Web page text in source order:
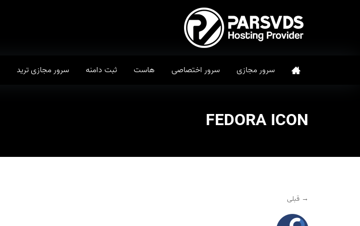
سرور مجازی سرور اختصاصی هاست ثبت دامنه سرور مجازی ترید
FEDORA ICON
→ قبلی